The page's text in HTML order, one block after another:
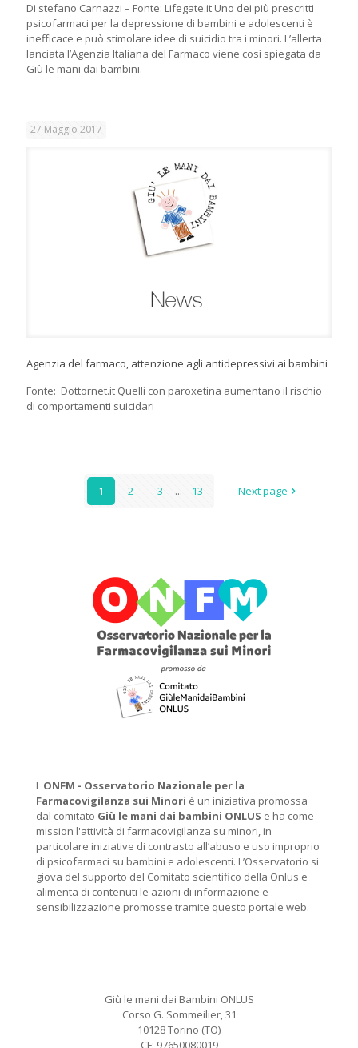
Di stefano Carnazzi – Fonte: Lifegate.it Uno dei più prescritti
psicofarmaci per la depressione di bambini e adolescenti è
inefficace e può stimolare idee di suicidio tra i minori. L’allerta
lanciata l’Agenzia Italiana del Farmaco viene così spiegata da
Giù le mani dai bambini.
27 Maggio 2017
Agenzia del farmaco, attenzione agli antidepressivi ai bambini
Fonte: Dottornet.it Quelli con paroxetina aumentano il rischio
di comportamenti suicidari
1 2 3 ... 13 Next page
L'ONFM - Osservatorio Nazionale per la
Farmacovigilanza sui Minori è un iniziativa promossa
dal comitato Giù le mani dai bambini ONLUS e ha come
mission l'attività di farmacovigilanza su minori, in
particolare iniziative di contrasto all’abuso e uso improprio
di psicofarmaci su bambini e adolescenti. L’Osservatorio si
giova del supporto del Comitato scientifico della Onlus e
alimenta di contenuti le azioni di informazione e
sensibilizzazione promosse tramite questo portale web.
Giù le mani dai Bambini ONLUS
Corso G. Sommeilier, 31
10128 Torino (TO)